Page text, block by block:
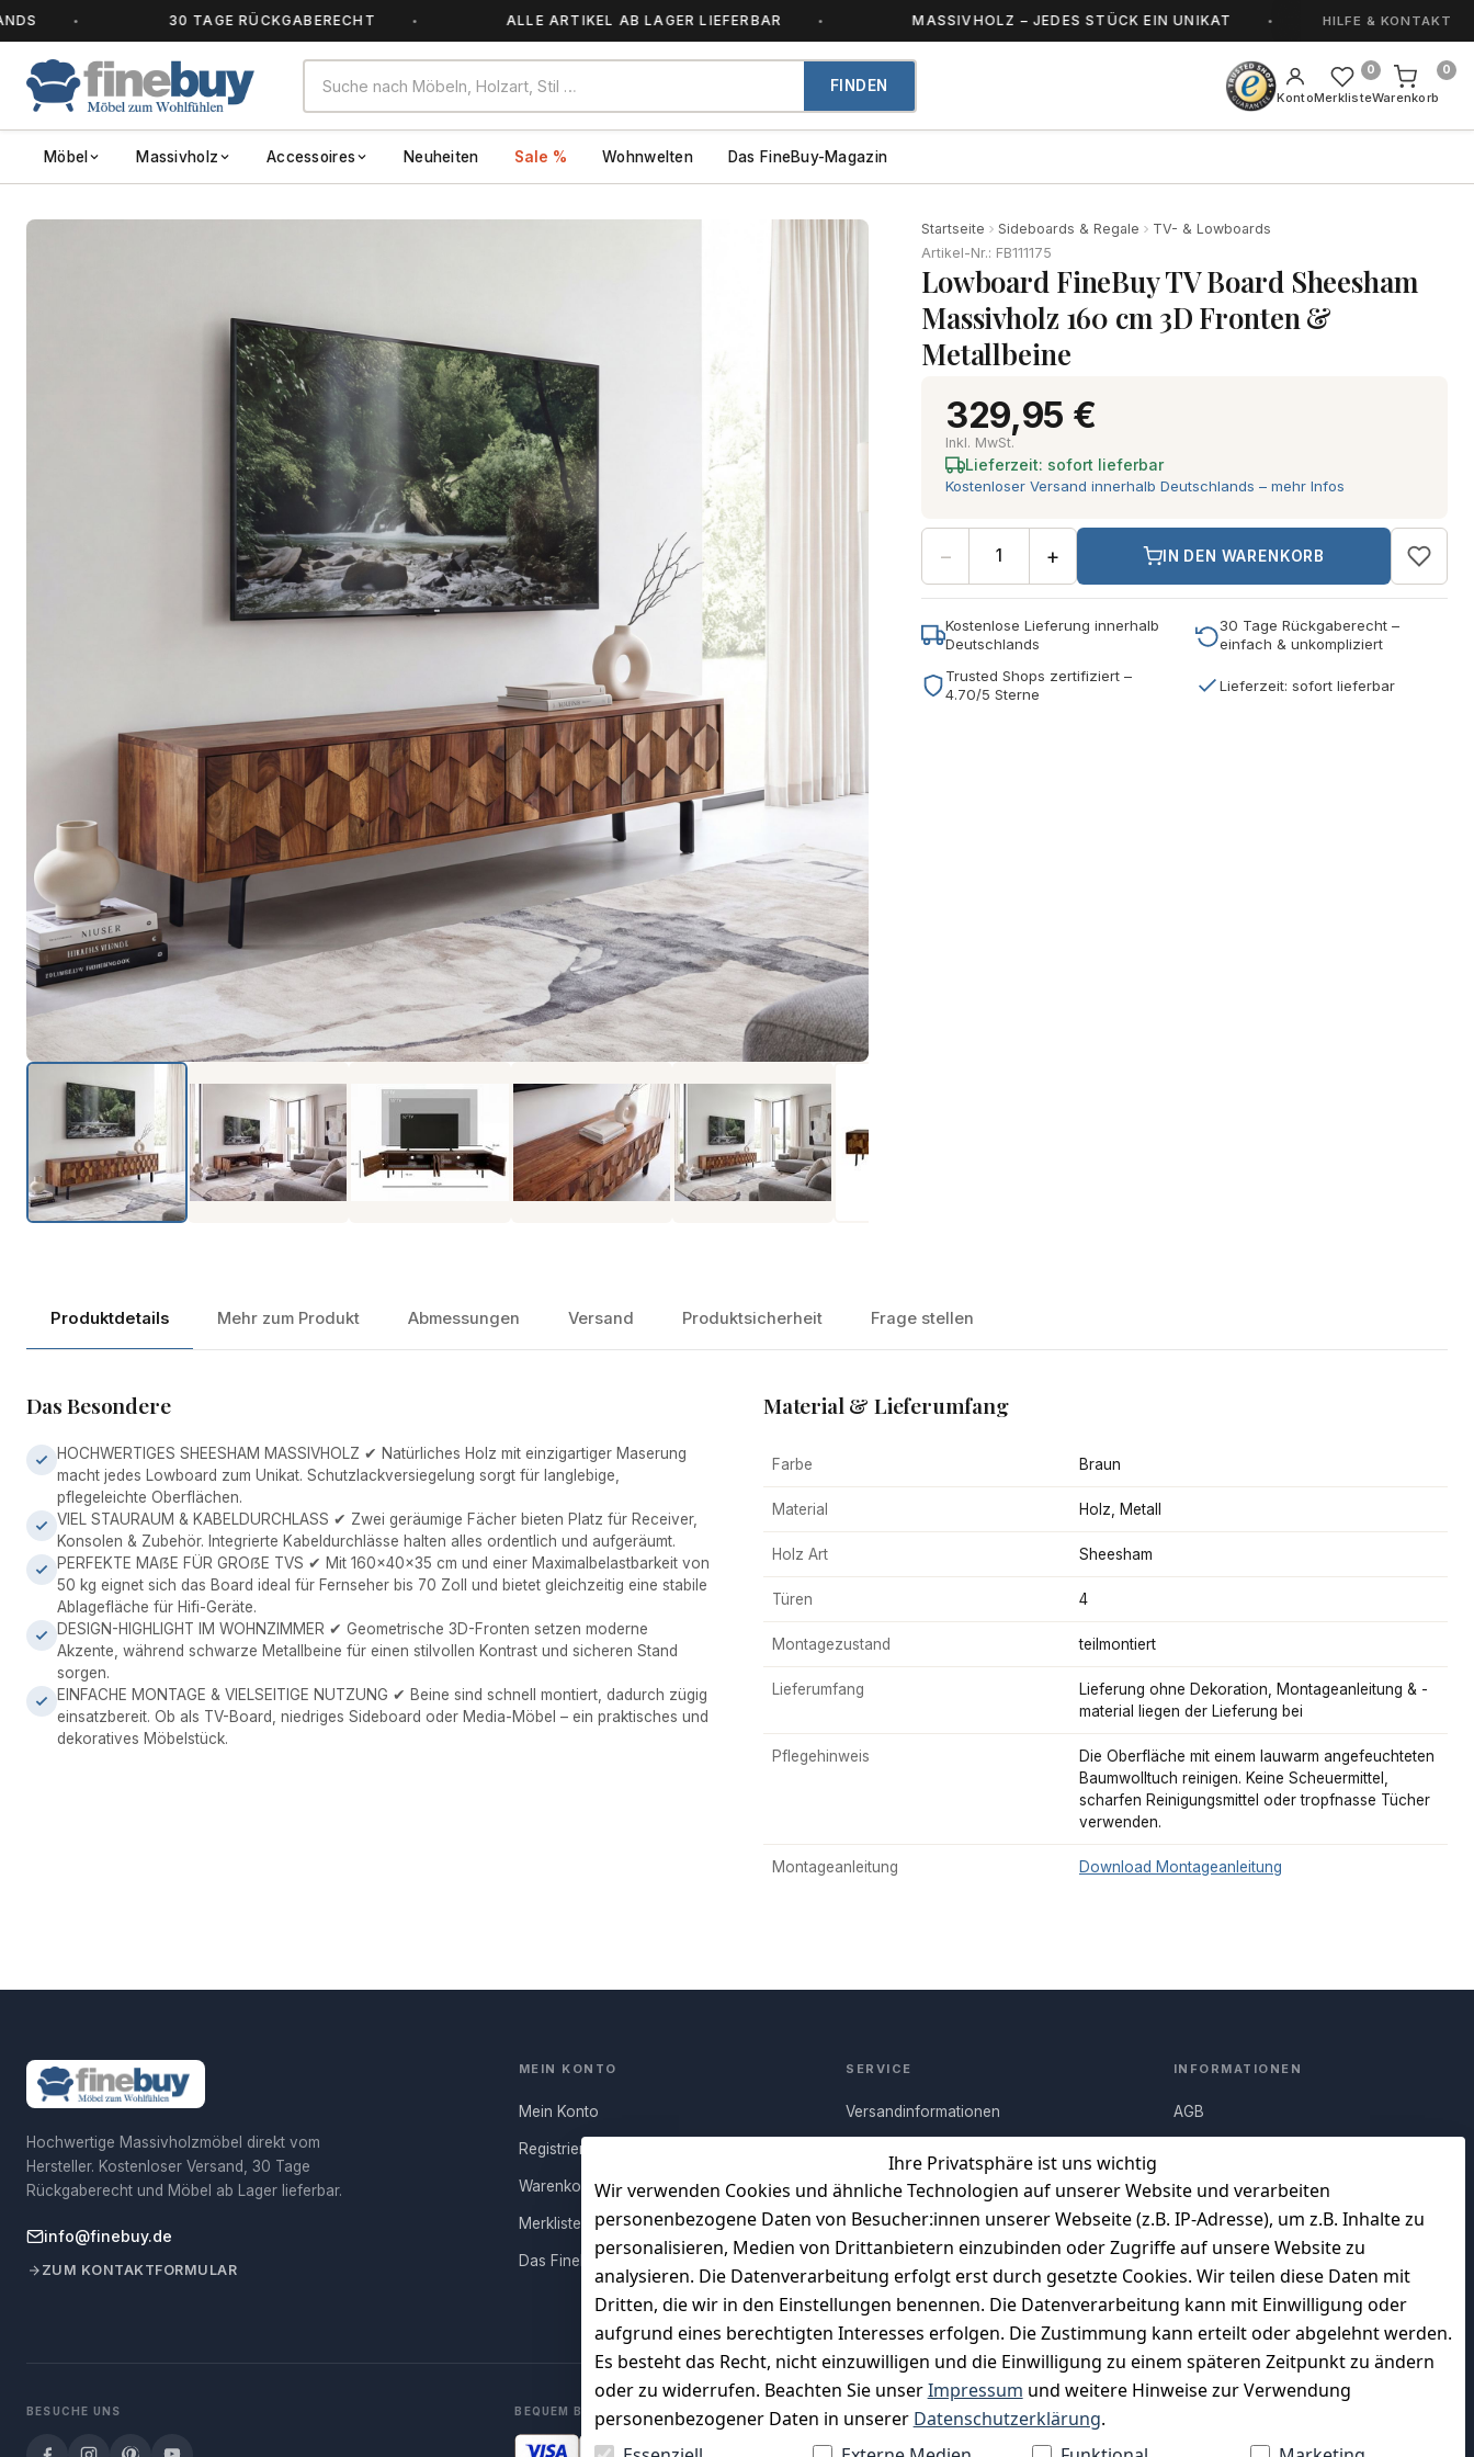
30 TAGE RÜCKGABERECHT ALLE ARTIKEL AB LAGER LIEFERBAR MASSIVHOLZ – JEDES STÜCK EIN UNIKAT HANDGEFERTIGT IN
HILFE & KONTAKT
FINDEN
KontoMerkliste
0
Warenkorb
0
Möbel Massivholz Accessoires Neuheiten Sale % Wohnwelten Das FineBuy-Magazin
Startseite Sideboards & Regale
TV- & Lowboards
Artikel-Nr.: FB111175
Lowboard FineBuy TV Board Sheesham
Massivholz 160 cm 3D Fronten &
Metallbeine
329,95 €
Inkl. MwSt.
Lieferzeit: sofort lieferbar
Kostenloser Versand innerhalb Deutschlands – mehr Infos
− + IN DEN WARENKORB
Kostenlose Lieferung innerhalb
Deutschlands
30 Tage Rückgaberecht –
einfach & unkompliziert
Trusted Shops zertifiziert –
4.70/5 Sterne
Lieferzeit: sofort lieferbar
Produktdetails Mehr zum Produkt Abmessungen Versand Produktsicherheit Frage stellen
Das Besondere
HOCHWERTIGES SHEESHAM MASSIVHOLZ ✔ Natürliches Holz mit einzigartiger Maserung
macht jedes Lowboard zum Unikat. Schutzlackversiegelung sorgt für langlebige,
pflegeleichte Oberflächen.
VIEL STAURAUM & KABELDURCHLASS ✔ Zwei geräumige Fächer bieten Platz für Receiver,
Konsolen & Zubehör. Integrierte Kabeldurchlässe halten alles ordentlich und aufgeräumt.
PERFEKTE MAẞE FÜR GROẞE TVS ✔ Mit 160x40x35 cm und einer Maximalbelastbarkeit von
50 kg eignet sich das Board ideal für Fernseher bis 70 Zoll und bietet gleichzeitig eine stabile
Ablagefläche für Hifi-Geräte.
DESIGN-HIGHLIGHT IM WOHNZIMMER ✔ Geometrische 3D-Fronten setzen moderne
Akzente, während schwarze Metallbeine für einen stilvollen Kontrast und sicheren Stand
sorgen.
EINFACHE MONTAGE & VIELSEITIGE NUTZUNG ✔ Beine sind schnell montiert, dadurch zügig
einsatzbereit. Ob als TV-Board, niedriges Sideboard oder Media-Möbel – ein praktisches und
dekoratives Möbelstück.
Material & Lieferumfang
Farbe Braun
Material Holz, Metall
Holz Art Sheesham
Türen 4
Montagezustand teilmontiert
Lieferumfang
Lieferung ohne Dekoration, Montageanleitung & -
material liegen der Lieferung bei
Pflegehinweis
Die Oberfläche mit einem lauwarm angefeuchteten
Baumwolltuch reinigen. Keine Scheuermittel,
scharfen Reinigungsmittel oder tropfnasse Tücher
verwenden.
Montageanleitung Download Montageanleitung
Ihre Privatsphäre ist uns wichtig
Wir verwenden Cookies und ähnliche Technologien auf unserer Website und verarbeiten
personenbezogene Daten von Besucher:innen unserer Webseite (z.B. IP-Adresse), um z.B. Inhalte zu
personalisieren, Medien von Drittanbietern einzubinden oder Zugriffe auf unsere Website zu
analysieren. Die Datenverarbeitung erfolgt erst durch gesetzte Cookies. Wir teilen diese Daten mit
Dritten, die wir in den Einstellungen benennen. Die Datenverarbeitung kann mit Einwilligung oder
aufgrund eines berechtigten Interesses erfolgen. Die Zustimmung kann erteilt oder abgelehnt werden.
Es besteht das Recht, nicht einzuwilligen und die Einwilligung zu einem späteren Zeitpunkt zu ändern
oder zu widerrufen. Beachten Sie unserImpressum und weitere Hinweise zur Verwendung
personenbezogener Daten in unserer Datenschutzerklärung.
Hochwertige Massivholzmöbel direkt vom
Hersteller. Kostenloser Versand, 30 Tage
Rückgaberecht und Möbel ab Lager lieferbar.
info@finebuy.de
ZUM KONTAKTFORMULAR
MEIN KONTO
Mein Konto
Registrieren
Warenkorb
Merkliste
Das FineBuy-Magazin
SERVICE
Versandinformationen
Rücksendung
Persönlicher Rückruf
Vertrag widerrufen
INFORMATIONEN
AGB
Datenschutz
Impressum
Charity & Wohltätigkeit
BESUCHE UNS BEQUEM BEZAHLEN MIT WIR VERSENDEN MIT